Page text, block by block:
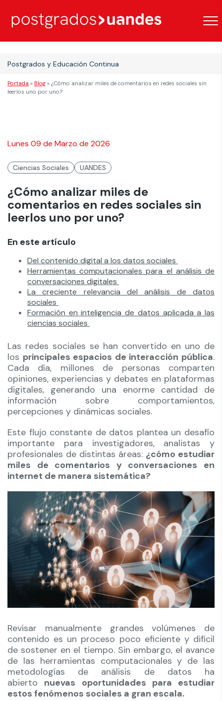
Postgrados y Educación Continua
Portada » Blog » ¿Cómo analizar miles de comentarios en redes sociales sin
leerlos uno por uno?
Lunes 09 de Marzo de 2026
Ciencias Sociales UANDES
¿Cómo analizar miles de
comentarios en redes sociales sin
leerlos uno por uno?
En este artículo
Del contenido digital a los datos sociales
Herramientas computacionales para el análisis de
conversaciones digitales
La creciente relevancia del análisis de datos
sociales
Formación en inteligencia de datos aplicada a las
ciencias sociales
Las redes sociales se han convertido en uno de
los principales espacios de interacción pública.
Cada día, millones de personas comparten
opiniones, experiencias y debates en plataformas
digitales, generando una enorme cantidad de
información sobre comportamientos,
percepciones y dinámicas sociales.
Este flujo constante de datos plantea un desafío
importante para investigadores, analistas y
profesionales de distintas áreas: ¿cómo estudiar
miles de comentarios y conversaciones en
internet de manera sistemática?
Revisar manualmente grandes volúmenes de
contenido es un proceso poco eficiente y difícil
de sostener en el tiempo. Sin embargo, el avance
de las herramientas computacionales y de las
metodologías de análisis de datos ha
abierto nuevas oportunidades para estudiar
estos fenómenos sociales a gran escala.